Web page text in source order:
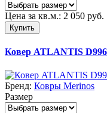
Цена за кв.м.: 2 050 руб.
Купить
Ковер ATLANTIS
Бренд: Ковры Merinos
Размер